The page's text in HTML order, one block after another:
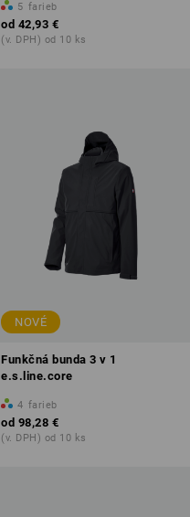
5 farieb
od 42,93 €
(v. DPH) od 10 ks
NOVÉ
Funkčná bunda 3 v 1
e.s.line.core
4 farieb
od 98,28 €
(v. DPH) od 10 ks